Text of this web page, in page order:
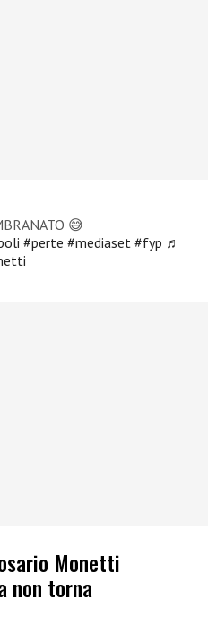
😅
#perte #mediaset #fyp ♬
Monetti
non torna